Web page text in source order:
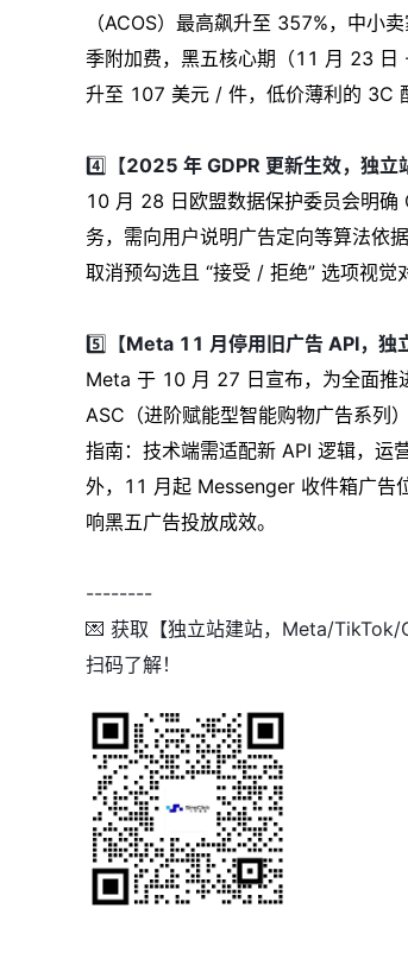
（ACOS）最高飙升至 357%，中小
季附加费，黑五核心期（11 月 23
升至 107 美元 / 件，低价薄利的 3C
4️⃣ 【2025 年 GDPR 更新生效，独立
10 月 28 日欧盟数据保护委员会明确
务，需向用户说明广告定向等算法依
取消预勾选且 “接受 / 拒绝” 选项视
5️⃣ 【Meta 11 月停用旧广告 API，独
Meta 于 10 月 27 日宣布，为全面
ASC（进阶赋能型智能购物广告系列
指南：技术端需适配新 API 逻辑，运
外，11 月起 Messenger 收件箱广告
响黑五广告投放成效。
--------
💌 获取【独立站建站，Meta/TikTok/
扫码了解！